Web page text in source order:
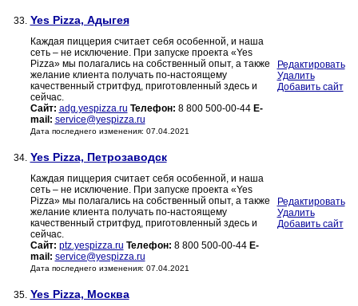
33. Yes Pizza, Адыгея
Каждая пиццерия считает себя особенной, и наша
сеть – не исключение. При запуске проекта «Yes
Pizza» мы полагались на собственный опыт, а также
желание клиента получать по-настоящему
качественный стритфуд, приготовленный здесь и
сейчас.
Сайт: adg.yespizza.ru Телефон: 8 800 500-00-44 E-
mail: service@yespizza.ru
Дата последнего изменения: 07.04.2021
Редактировать
Удалить
Добавить сайт
34. Yes Pizza, Петрозаводск
Каждая пиццерия считает себя особенной, и наша
сеть – не исключение. При запуске проекта «Yes
Pizza» мы полагались на собственный опыт, а также
желание клиента получать по-настоящему
качественный стритфуд, приготовленный здесь и
сейчас.
Сайт: ptz.yespizza.ru Телефон: 8 800 500-00-44 E-
mail: service@yespizza.ru
Дата последнего изменения: 07.04.2021
Редактировать
Удалить
Добавить сайт
35. Yes Pizza, Москва